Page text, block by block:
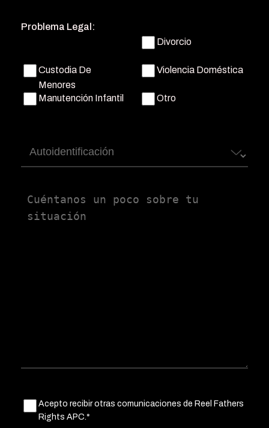
Problema Legal:
Divorcio
Custodia De
Menores
Violencia Doméstica
Manutención Infantil Otro
Autoidentificación
Untitled
Untitled(Obligatorio)
Acepto recibir otras comunicaciones de Reel Fathers
Rights APC.*